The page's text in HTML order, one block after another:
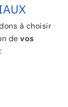
à choisir
de vos